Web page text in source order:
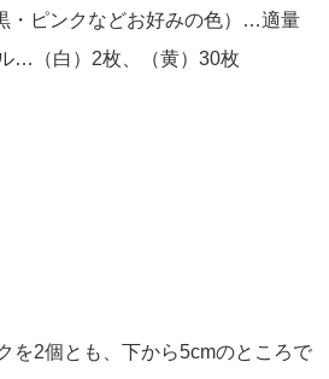
・ピンクなどお好みの色）…適量
…（白）2枚、（黄）30枚
を2個とも、下から5cmのところで